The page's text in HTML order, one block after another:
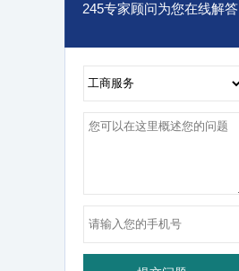
245专家顾问为您在线解答